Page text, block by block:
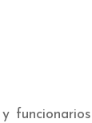
funcionarios